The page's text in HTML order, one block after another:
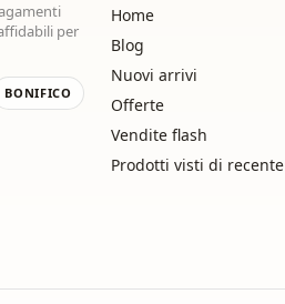
per
BONIFICO
Home
Blog
Nuovi arrivi
Offerte
Vendite flash
Prodotti visti di recente